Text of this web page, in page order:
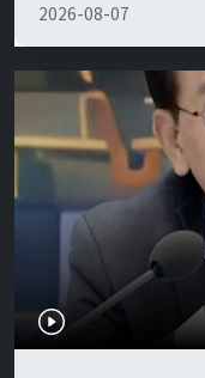
2026-08-07